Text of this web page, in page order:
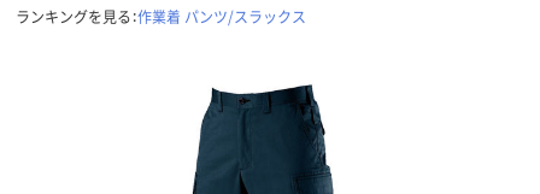
ランキングを見る：作業着 パンツ/スラックス